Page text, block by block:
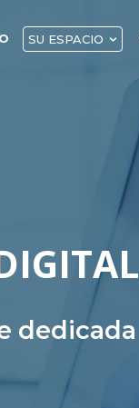
SU ESPACIO
dedicada